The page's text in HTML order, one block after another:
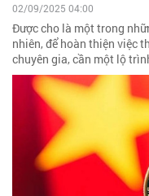
02/09/2025 04:00
Được cho là một trong
nhiên, để hoàn thiện việc
chuyên gia, cần một lộ